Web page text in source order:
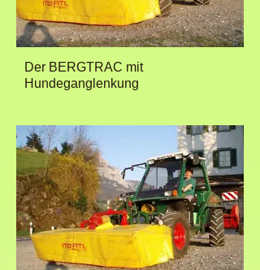
Der BERGTRAC mit
Hundeganglenkung